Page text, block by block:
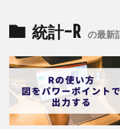
統計-R の最新